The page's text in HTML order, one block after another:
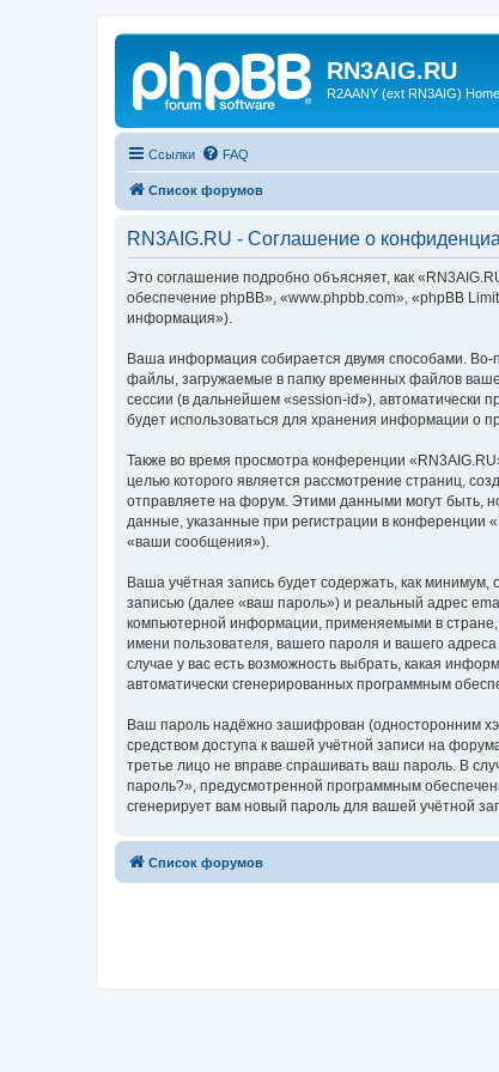
RN3AIG.RU
R2AANY (ext RN3AIG)
Ссылки FAQ
Список форумов
RN3AIG.RU - Соглашение о
Это соглашение подробно объясняет, как
обеспечение phpBB», «www.phpbb.com», «phpBB
информация»).
Ваша информация собирается двумя способами. Во-
файлы, загружаемые в папку временных файлов
сессии (в дальнейшем «session-id»), автоматически
будет использоваться для хранения информации о
Также во время просмотра конференции
целью которого является рассмотрение страниц,
отправляете на форум. Этими данными могут быть,
данные, указанные при регистрации в конференции
«ваши сообщения»).
Ваша учётная запись будет содержать, как
записью (далее «ваш пароль») и реальный адрес
компьютерной информации, применяемыми в
имени пользователя, вашего пароля и вашего
случае у вас есть возможность выбрать, какая
автоматически сгенерированных программным
Ваш пароль надёжно зашифрован (односторонним
средством доступа к вашей учётной записи на
третье лицо не вправе спрашивать ваш пароль. В
пароль?», предусмотренной программным
сгенерирует вам новый пароль для вашей учётной
Список форумов